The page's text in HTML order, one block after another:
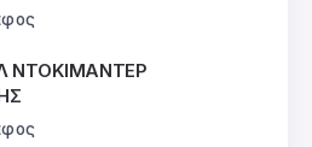
ΝΤΟΚΙΜΑΝΤΕΡ